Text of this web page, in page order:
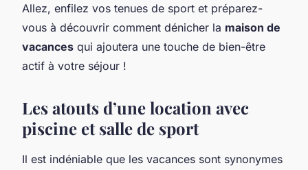
Allez, enfilez vos tenues de sport et préparez-
vous à découvrir comment dénicher la maison de
vacances qui ajoutera une touche de bien-être
actif à votre séjour !
Les atouts d’une location avec
piscine et salle de sport
Il est indéniable que les vacances sont synonymes